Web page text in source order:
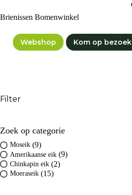
naar
de
Brienissen Bomenwinkel
Webshop Kom op bezoek
Filter
Zoek op categorie
Moseik (9)
Amerikaanse eik (9)
Chinkapin eik (2)
Moeraseik (15)